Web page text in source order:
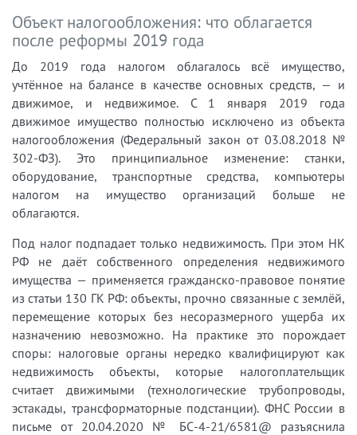
Объект налогообложения: что облагается
после реформы 2019 года
До 2019 года налогом облагалось всё имущество,
учтённое на балансе в качестве основных средств, — и
движимое, и недвижимое. С 1 января 2019 года
движимое имущество полностью исключено из объекта
налогообложения (Федеральный закон от 03.08.2018 №
302-ФЗ). Это принципиальное изменение: станки,
оборудование, транспортные средства, компьютеры
налогом на имущество организаций больше не
облагаются.
Под налог подпадает только недвижимость. При этом НК
РФ не даёт собственного определения недвижимого
имущества — применяется гражданско-правовое понятие
из статьи 130 ГК РФ: объекты, прочно связанные с землёй,
перемещение которых без несоразмерного ущерба их
назначению невозможно. На практике это порождает
споры: налоговые органы нередко квалифицируют как
недвижимость объекты, которые налогоплательщик
считает движимыми (технологические трубопроводы,
эстакады, трансформаторные подстанции). ФНС России в
письме от 20.04.2020 № БС-4-21/6581@ разъяснила